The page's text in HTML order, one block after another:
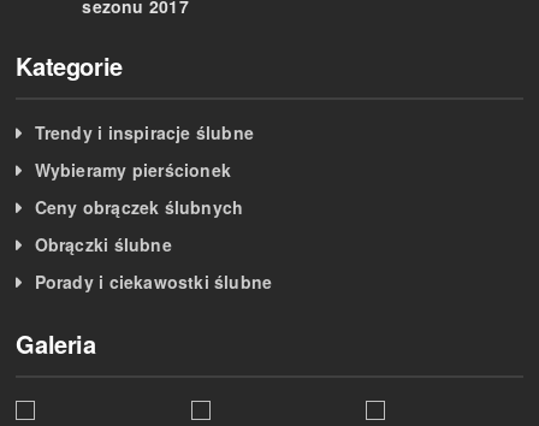
sezonu 2017
Kategorie
Trendy i inspiracje ślubne
Wybieramy pierścionek
Ceny obrączek ślubnych
Obrączki ślubne
Porady i ciekawostki ślubne
Galeria